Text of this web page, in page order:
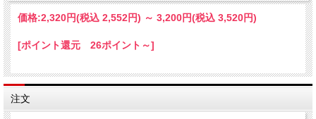
価格:2,320円(税込 2,552円) ～ 3,200円(税込 3,520円)
[ポイント還元 26ポイント～]
注文